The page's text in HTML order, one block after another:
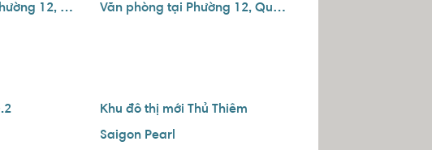
Căn hộ dịch vụ tại Phường 12, Quận 4 Văn phòng tại Phường 12, Quận 4
Khu đô thị mới Thủ Thiêm
Saigon Pearl